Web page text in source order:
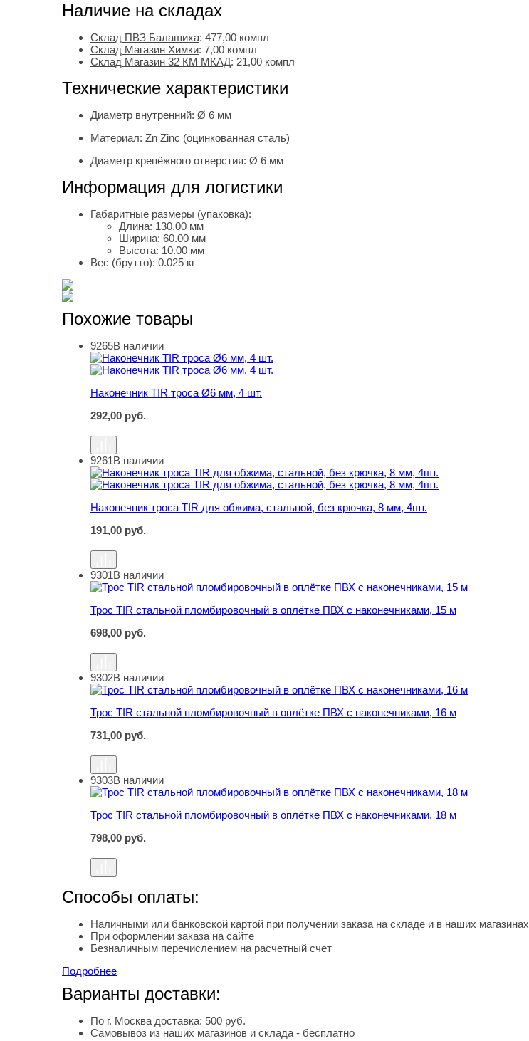
Наличие на складах
Склад ПВЗ Балашиха: 477,00 компл
Склад Магазин Химки: 7,00 компл
Склад Магазин 32 КМ МКАД: 21,00 компл
Технические характеристики
Диаметр внутренний: Ø 6 мм
Материал: Zn Zinc (оцинкованная сталь)
Диаметр крепёжного отверстия: Ø 6 мм
Информация для логистики
Габаритные размеры (упаковка):
Длина: 130.00 мм
Ширина: 60.00 мм
Высота: 10.00 мм
Вес (брутто): 0.025 кг
Похожие товары
Наконечник TIR троса Ø6 мм, 4 шт.
9265В наличии
Наконечник TIR троса Ø6 мм, 4 шт.
292,00 руб.
Наконечник троса TIR для обжима, стальной, без крючка, 8 мм, 4шт.
9261В наличии
Наконечник троса TIR для обжима, стальной, без крючка, 8 мм, 4шт.
191,00 руб.
Трос TIR стальной пломбировочный в оплётке ПВХ с наконечниками, 15 м
9301В наличии
Трос TIR стальной пломбировочный в оплётке ПВХ с наконечниками, 15 м
698,00 руб.
Трос TIR стальной пломбировочный в оплётке ПВХ с наконечниками, 16 м
9302В наличии
Трос TIR стальной пломбировочный в оплётке ПВХ с наконечниками, 16 м
731,00 руб.
Трос TIR стальной пломбировочный в оплётке ПВХ с наконечниками, 18 м
9303В наличии
Трос TIR стальной пломбировочный в оплётке ПВХ с наконечниками, 18 м
798,00 руб.
Способы оплаты:
Наличными или банковской картой при получении заказа на складе и в наших магазинах
При оформлении заказа на сайте
Безналичным перечислением на расчетный счет
Подробнее
Варианты доставки:
По г. Москва доставка: 500 руб.
Самовывоз из наших магазинов и склада - бесплатно